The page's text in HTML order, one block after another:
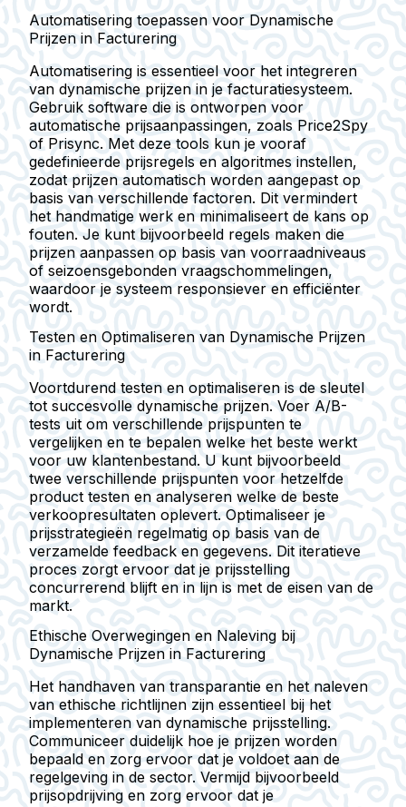
Automatisering toepassen voor Dynamische
Prijzen in Facturering
Automatisering is essentieel voor het integreren
van dynamische prijzen in je facturatiesysteem.
Gebruik software die is ontworpen voor
automatische prijsaanpassingen, zoals Price2Spy
of Prisync. Met deze tools kun je vooraf
gedefinieerde prijsregels en algoritmes instellen,
zodat prijzen automatisch worden aangepast op
basis van verschillende factoren. Dit vermindert
het handmatige werk en minimaliseert de kans op
fouten. Je kunt bijvoorbeeld regels maken die
prijzen aanpassen op basis van voorraadniveaus
of seizoensgebonden vraagschommelingen,
waardoor je systeem responsiever en efficiënter
wordt.
Testen en Optimaliseren van Dynamische Prijzen
in Facturering
Voortdurend testen en optimaliseren is de sleutel
tot succesvolle dynamische prijzen. Voer A/B-
tests uit om verschillende prijspunten te
vergelijken en te bepalen welke het beste werkt
voor uw klantenbestand. U kunt bijvoorbeeld
twee verschillende prijspunten voor hetzelfde
product testen en analyseren welke de beste
verkoopresultaten oplevert. Optimaliseer je
prijsstrategieën regelmatig op basis van de
verzamelde feedback en gegevens. Dit iteratieve
proces zorgt ervoor dat je prijsstelling
concurrerend blijft en in lijn is met de eisen van de
markt.
Ethische Overwegingen en Naleving bij
Dynamische Prijzen in Facturering
Het handhaven van transparantie en het naleven
van ethische richtlijnen zijn essentieel bij het
implementeren van dynamische prijsstelling.
Communiceer duidelijk hoe je prijzen worden
bepaald en zorg ervoor dat je voldoet aan de
regelgeving in de sector. Vermijd bijvoorbeeld
prijsopdrijving en zorg ervoor dat je